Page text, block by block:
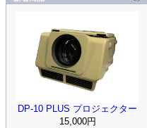
DP-10 PLUS プロジェクター
15,000円